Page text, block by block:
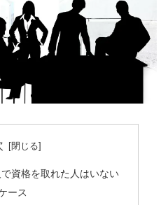
資格を取れた人はいない
ース